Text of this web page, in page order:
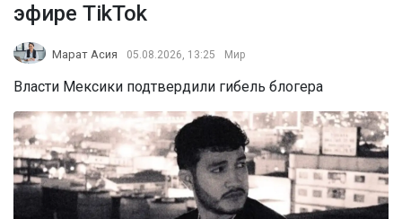
эфире TikTok
Марат Асия 05.08.2026, 13:25 Мир
Власти Мексики подтвердили гибель блогера